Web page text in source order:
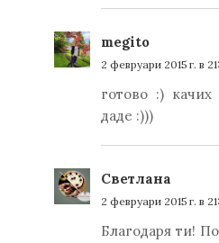
megito
2 февруари 2015 г. в
готово :)
даде :)))
Светлана
2 февруари 2015 г. в
Благодаря ти!